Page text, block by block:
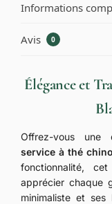
Informations
Avis 0
Élégance et
Offrez-vous une
service à thé
fonctionnalité,
apprécier chaque
minimaliste et